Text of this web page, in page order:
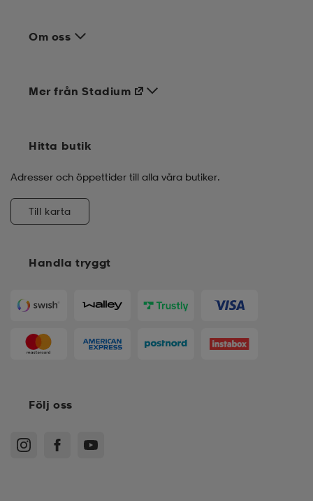
Om oss
Handla tryggt
Mer från Stadium
Hitta butik
Adresser och öppettider till alla våra butiker.
Till karta
Följ oss